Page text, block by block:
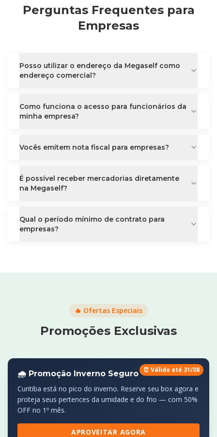
Perguntas Frequentes para
Empresas
Posso utilizar o endereço da Megaself como
endereço comercial?
Como funciona o acesso para funcionários da
minha empresa?
Vocês emitem nota fiscal para empresas?
É possível receber mercadorias diretamente
na Megaself?
Qual o período mínimo de contrato para
empresas?
🔥 Ofertas Especiais
Promoções Exclusivas
⏰ Válido até 31/08
🌧️ Promoção Inverno Seguro
Curitiba está no pico do inverno. Reserve seu box agora e
proteja seus pertences da umidade e do frio — com 50%
OFF no 1º mês.
APROVEITAR AGORA